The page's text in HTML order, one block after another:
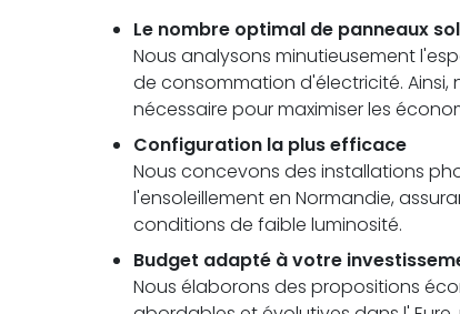
Le nombre optimal de panneaux
Nous analysons minutieusement
de consommation d'électricité.
nécessaire pour maximiser les
Configuration la plus efficace
Nous concevons des installations
l'ensoleillement en Normandie,
conditions de faible luminosité.
Budget adapté à votre
Nous élaborons des propositions